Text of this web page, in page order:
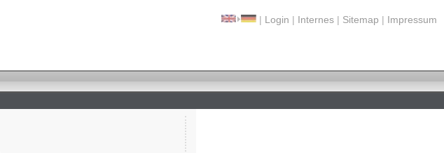
| Login | Internes | Sitemap | Impressum